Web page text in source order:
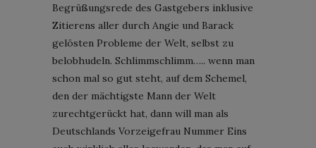
Begrüßungsrede des Gastgebers inklusive
Zitierens aller durch Angie und Barack
gelösten Probleme der Welt, selbst zu
belobhudeln. Schlimmschlimm….. wenn man
schon mal so gut steht, auf dem Schemel,
den der mächtigste Mann der Welt
zurechtgerückt hat, dann will man als
Deutschlands Vorzeigefrau Nummer Eins